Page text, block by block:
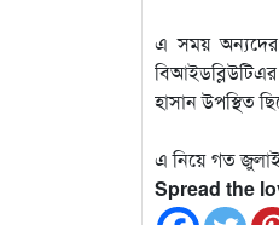
এ সময় অন‍্যদের
হাসান উপস্থিত
এ নিয়ে গত জুলাই
Spread the